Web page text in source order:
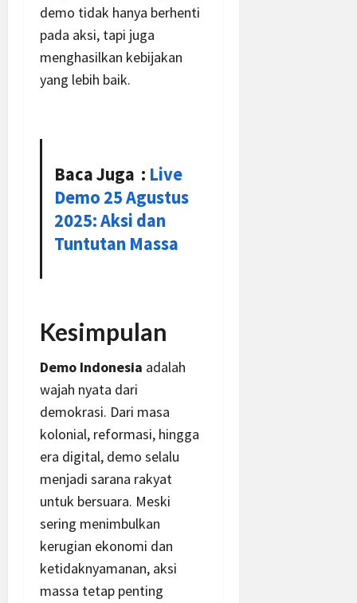
demo tidak hanya berhenti
pada aksi, tapi juga
menghasilkan kebijakan
yang lebih baik.
Baca Juga : Live
Demo 25 Agustus
2025: Aksi dan
Tuntutan Massa
Kesimpulan
Demo Indonesia adalah
wajah nyata dari
demokrasi. Dari masa
kolonial, reformasi, hingga
era digital, demo selalu
menjadi sarana rakyat
untuk bersuara. Meski
sering menimbulkan
kerugian ekonomi dan
ketidaknyamanan, aksi
massa tetap penting